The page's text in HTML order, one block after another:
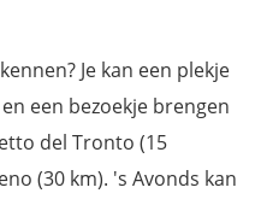
Je kan een plekje
een bezoekje brengen
del Tronto (15
(30 km). 's Avonds kan